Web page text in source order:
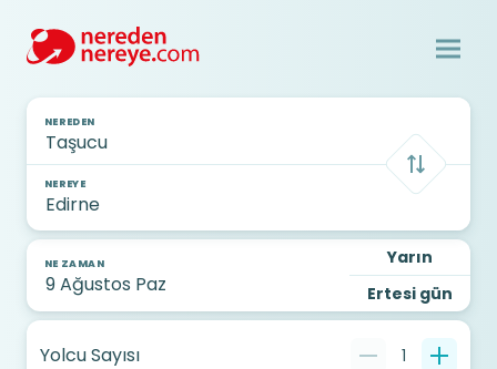
NEREDEN
NEREYE
NE ZAMAN
Yarın
Ertesi gün
Yolcu Sayısı 1